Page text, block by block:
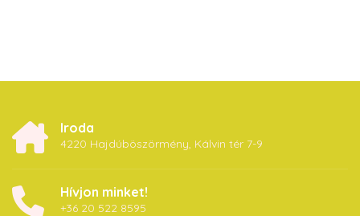
Iroda
4220 Hajdúböszörmény, Kálvin tér 7-9
Hívjon minket!
+36 20 522 8595